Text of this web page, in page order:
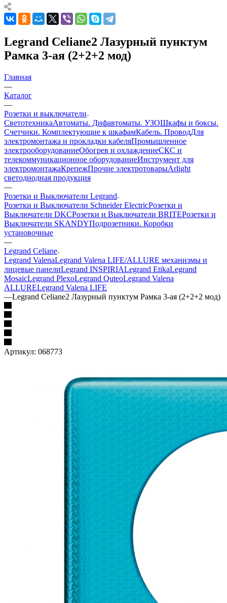
Legrand Celiane2 Лазурный пунктум
Рамка 3-ая (2+2+2 мод)
Главная
—
Каталог
—
Розетки и выключатели
СветотехникаАвтоматы. Дифавтоматы. УЗОШкафы и боксы.
Счетчики. Комплектующие к шкафамКабель. ПроводДля
электромонтажа и прокладки кабеляПромышленное
электрооборудованиеОбогрев и охлаждениеСКС и
телекоммуникационное оборудованиеИнструмент для
электромонтажаКрепежПрочие электротоварыArlight
светодиодная продукция
—
Розетки и Выключатели Legrand
Розетки и Выключатели Schneider ElectricРозетки и
Выключатели DKCРозетки и Выключатели BRITEРозетки и
Выключатели SKANDYПодрозетники. Коробки
установочные
—
Legrand Celiane
Legrand ValenaLegrand Valena LIFE/ALLURE механизмы и
лицевые панелиLegrand INSPIRIALegrand EtikaLegrand
MosaicLegrand PlexoLegrand QuteoLegrand Valena
ALLURELegrand Valena LIFE
—Legrand Celiane2 Лазурный пунктум Рамка 3-ая (2+2+2 мод)
Артикул: 068773